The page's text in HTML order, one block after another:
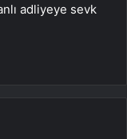
adliyeye sevk